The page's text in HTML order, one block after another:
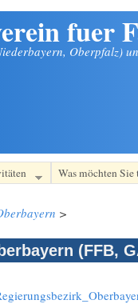
fuer
Oberpfalz)
Was möchten Sie
>
(FFB,